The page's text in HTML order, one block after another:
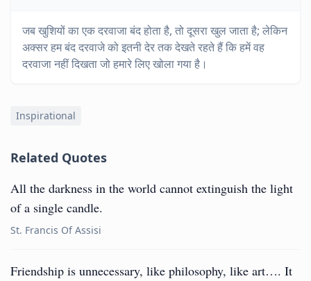
जब खुशियों का एक दरवाजा बंद होता है, तो दूसरा खुल जाता है; लेकिन
अक्सर हम बंद दरवाजे को इतनी देर तक देखते रहते हैं कि हमें वह
दरवाजा नहीं दिखता जो हमारे लिए खोला गया है।
Inspirational
Related Quotes
All the darkness in the world cannot extinguish the light
of a single candle.
St. Francis Of Assisi
Friendship is unnecessary, like philosophy, like art…. It